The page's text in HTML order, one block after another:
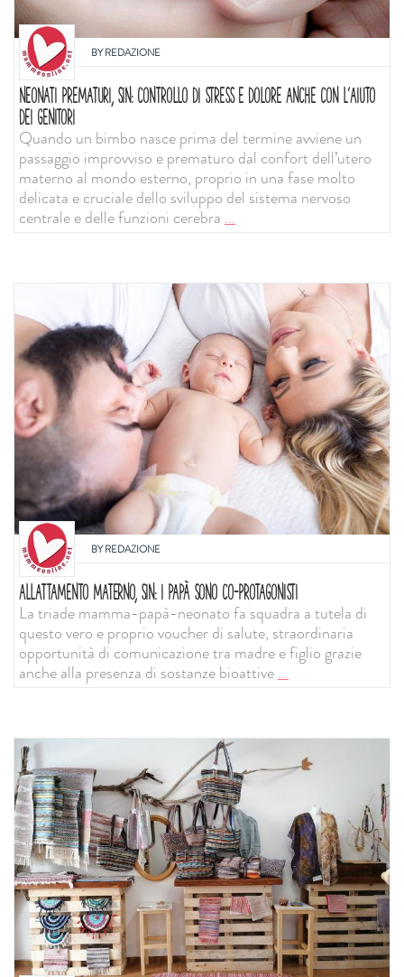
BYREDAZIONE
NEONATI PREMATURI, SIN: CONTROLLO DI STRESS E DOLORE ANCHE CON L'AIUTO
DEI GENITORI
Quando un bimbo nasce prima del termine avviene un
passaggio improvviso e prematuro dal confort dell’utero
materno al mondo esterno, proprio in una fase molto
delicata e cruciale dello sviluppo del sistema nervoso
centrale e delle funzioni cerebra...
BYREDAZIONE
ALLATTAMENTO MATERNO, SIN: I PAPÀ SONO CO-PROTAGONISTI
La triade mamma-papà-neonato fa squadra a tutela di
questo vero e proprio voucher di salute, straordinaria
opportunità di comunicazione tra madre e figlio grazie
anche alla presenza di sostanze bioattive...